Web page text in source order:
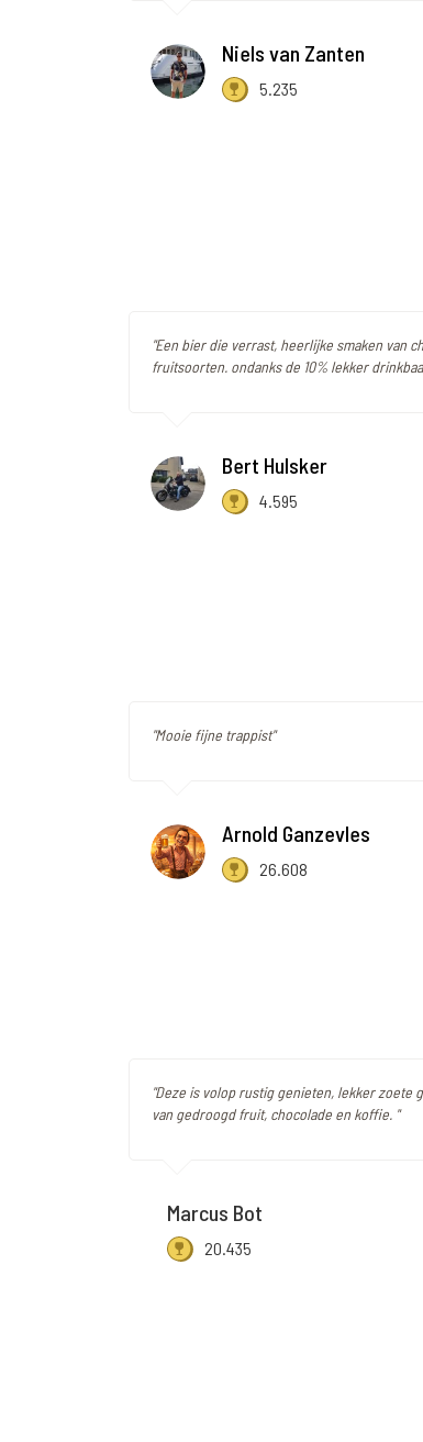
Niels van Zanten
5.235
"Een bier die verrast, heerlijke smaken van
fruitsoorten. ondanks de 10% lekker
Bert Hulsker
4.595
"Mooie fijne trappist"
Arnold Ganzevles
26.608
"Deze is volop rustig genieten, lekker zoete
van gedroogd fruit, chocolade en koffie. "
Marcus Bot
20.435